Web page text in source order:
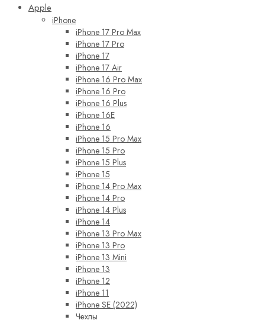
Apple
iPhone
iPhone 17 Pro Max
iPhone 17 Pro
iPhone 17
iPhone 17 Air
iPhone 16 Pro Max
iPhone 16 Pro
iPhone 16 Plus
iPhone 16E
iPhone 16
iPhone 15 Pro Max
iPhone 15 Pro
iPhone 15 Plus
iPhone 15
iPhone 14 Pro Max
iPhone 14 Pro
iPhone 14 Plus
iPhone 14
iPhone 13 Pro Max
iPhone 13 Pro
iPhone 13 Mini
iPhone 13
iPhone 12
iPhone 11
iPhone SE (2022)
Чехлы